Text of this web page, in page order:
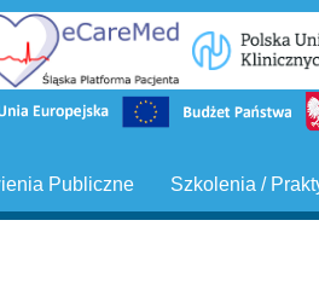
Szkolenia /
Publiczne